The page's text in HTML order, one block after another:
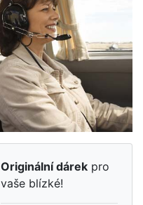
Originální dárek pro
vaše blízké!